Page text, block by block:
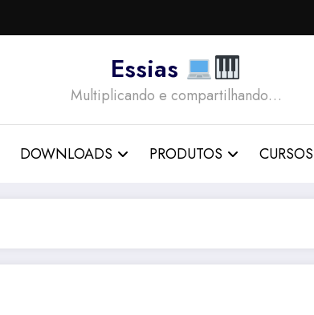
Essias
Multiplicando e compartilhando…
DOWNLOADS PRODUTOS CURSOS